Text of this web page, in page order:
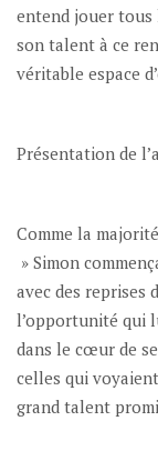
entend jouer tous
son talent à ce
véritable espace
Présentation de
Comme la
» Simon
avec des reprises
l’opportunité qui
dans le cœur de
celles qui
grand talent